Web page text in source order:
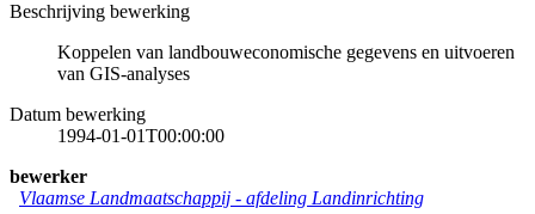
Beschrijving bewerking
Koppelen van landbouweconomische gegevens en uitvoeren
van GIS-analyses
Datum bewerking
1994-01-01T00:00:00
bewerker
Vlaamse Landmaatschappij - afdeling Landinrichting